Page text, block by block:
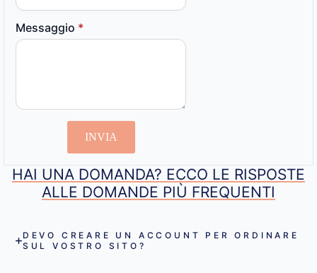
Messaggio *
INVIA
HAI UNA DOMANDA? ECCO LE RISPOSTE
ALLE DOMANDE PIÙ FREQUENTI
DEVO CREARE UN ACCOUNT PER ORDINARE
SUL VOSTRO SITO?